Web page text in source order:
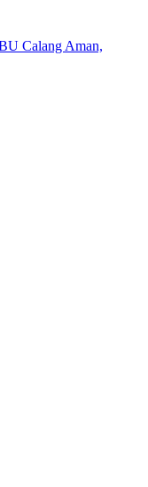
Calang Aman,